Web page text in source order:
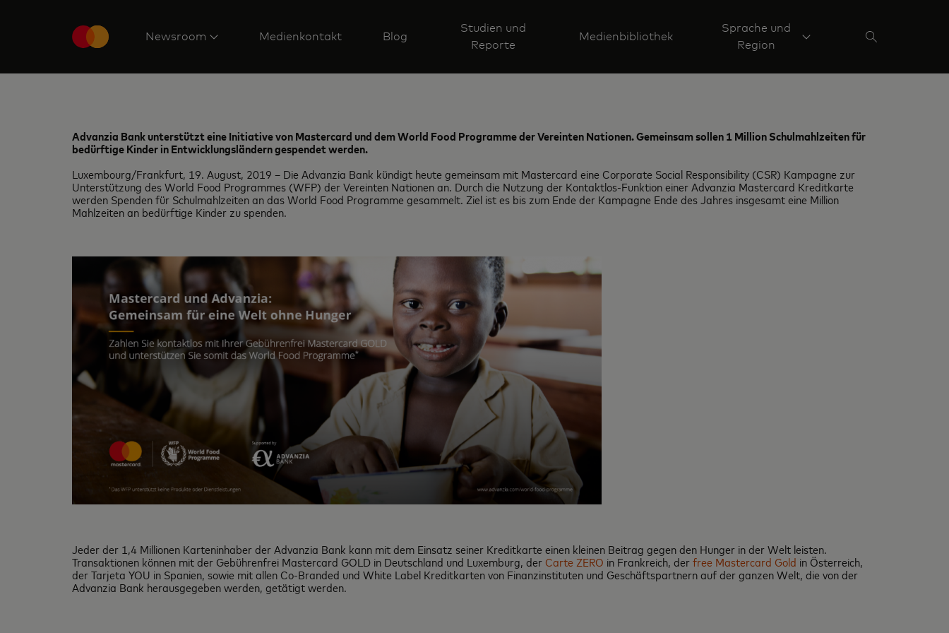
Newsroom Medienkontakt Blog
Studien und
Reporte
Medienbibliothek
Sprache und
Region
Advanzia Bank unterstützt eine Initiative von Mastercard und dem World Food Programme der Vereinten Nationen. Gemeinsam sollen 1 Million Schulmahlzeiten für
bedürftige Kinder in Entwicklungsländern gespendet werden.
Luxembourg/Frankfurt, 19. August, 2019 – Die Advanzia Bank kündigt heute gemeinsam mit Mastercard eine Corporate Social Responsibility (CSR) Kampagne zur
Unterstützung des World Food Programmes (WFP) der Vereinten Nationen an. Durch die Nutzung der Kontaktlos-Funktion einer Advanzia Mastercard Kreditkarte
werden Spenden für Schulmahlzeiten an das World Food Programme gesammelt. Ziel ist es bis zum Ende der Kampagne Ende des Jahres insgesamt eine Million
Mahlzeiten an bedürftige Kinder zu spenden.
Jeder der 1,4 Millionen Karteninhaber der Advanzia Bank kann mit dem Einsatz seiner Kreditkarte einen kleinen Beitrag gegen den Hunger in der Welt leisten.
Transaktionen können mit der Gebührenfrei Mastercard GOLD in Deutschland und Luxemburg, der Carte ZERO in Frankreich, derfree Mastercard Gold in Österreich,
der Tarjeta YOU in Spanien, sowie mit allen Co-Branded und White Label Kreditkarten von Finanzinstituten und Geschäftspartnern auf der ganzen Welt, die von der
Advanzia Bank herausgegeben werden, getätigt werden.